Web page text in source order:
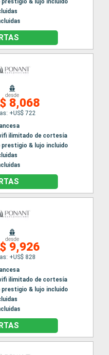
desde
8,068
+US$ 722
ilimitado de cortesía
prestigio & lujo incluido
desde
9,926
+US$ 828
ilimitado de cortesía
prestigio & lujo incluido